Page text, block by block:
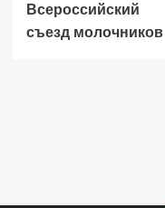
Всероссийский
съезд молочников